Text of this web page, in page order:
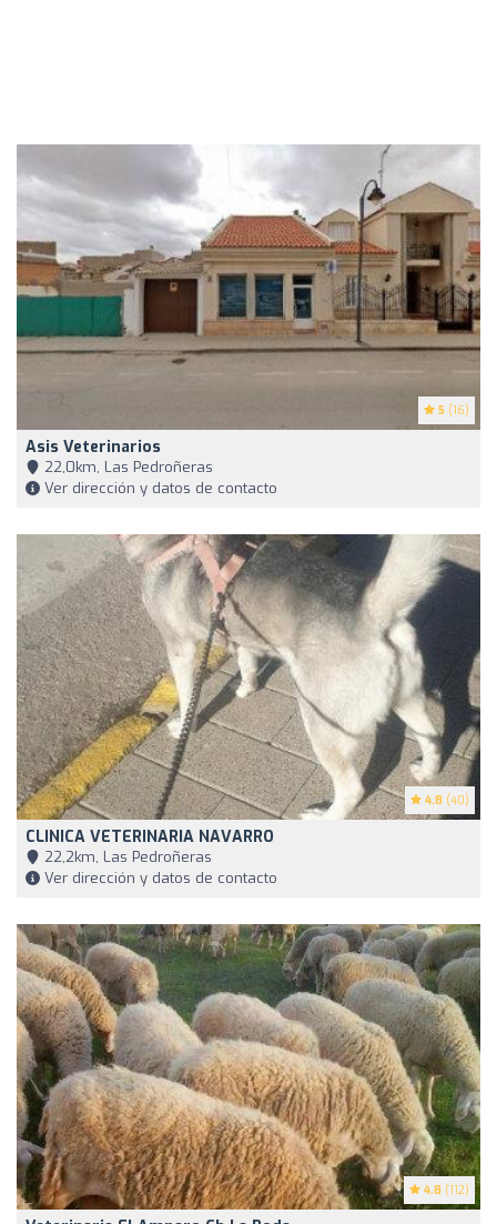
5 (16)
Asis Veterinarios
22,0km, Las Pedroñeras
Ver dirección y datos de contacto
4.8 (40)
CLINICA VETERINARIA NAVARRO
22,2km, Las Pedroñeras
Ver dirección y datos de contacto
4.8 (112)